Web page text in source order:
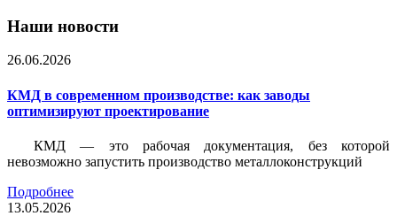
Наши новости
26.06.2026
КМД в современном производстве: как заводы
оптимизируют проектирование
КМД — это рабочая документация, без которой
невозможно запустить производство металлоконструкций
Подробнее
13.05.2026